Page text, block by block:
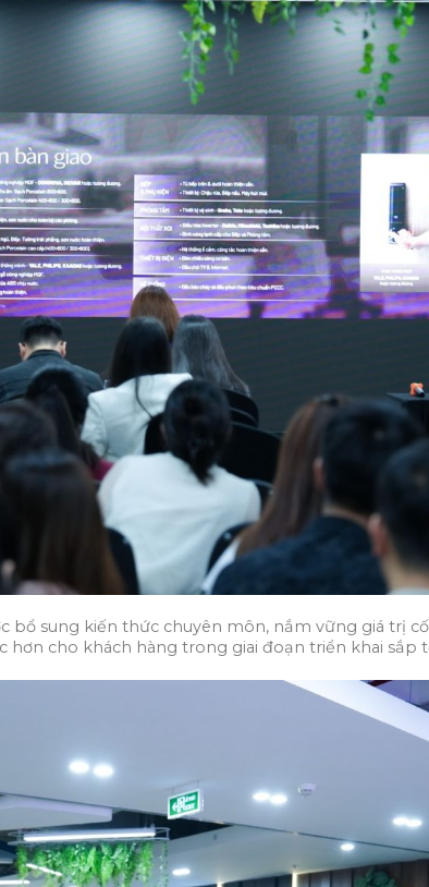
bổ sung kiến thức chuyên môn, nắm vững giá trị
hơn cho khách hàng trong giai đoạn triển khai sắp